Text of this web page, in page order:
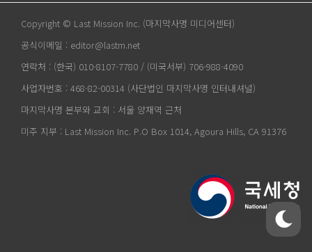
Copyright © Last Mission Inc. (마지막사명 미디어센터)
공식이메일 : editor@lastm.net
연락처 : (한국) 010-8107-7780 / (미국서부) 706-988-4090
사업자번호 : 468-82-00314 (사단법인 마지막사명 인터내셔널)
마지막사명 본부와 교회 : 서울 양재역 근처
미주 지부 : Last Mission Inc. P.O Box 1014, Agoura Hills, CA 91376